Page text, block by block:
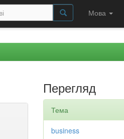
Мова
Перегляд
Тема
business